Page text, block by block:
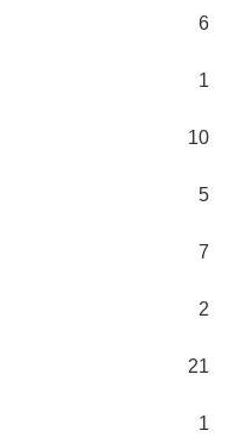
6
1
10
5
7
2
21
1